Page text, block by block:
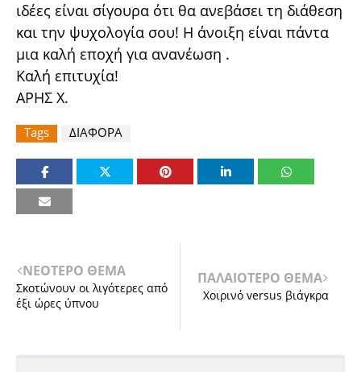
ιδέες είναι σίγουρα ότι θα ανεβάσει τη διάθεση
και την ψυχολογία σου! Η άνοιξη είναι πάντα
μια καλή εποχή για ανανέωση .
Καλή επιτυχία!
ΑΡΗΣ Χ.
Tags ΔΙΑΦΟΡΑ
ΝΕΟΤΕΡΟ ΘΕΜΑ
Σκοτώνουν οι λιγότερες από
έξι ώρες ύπνου
ΠΑΛΑΙΟΤΕΡΟ ΘΕΜΑ
Χοιρινό versus βιάγκρα